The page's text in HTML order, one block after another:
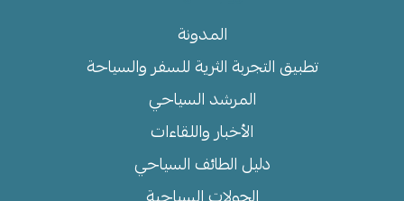
المدونة
تطبيق التجربة الثرية للسفر والسياحة
المرشد السياحي
الأخبار واللقاءات
دليل الطائف السياحي